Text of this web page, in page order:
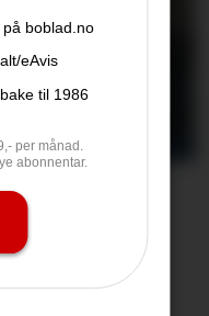
boblad.no
eAvis
til 1986
per månad.
abonnentar.
stort